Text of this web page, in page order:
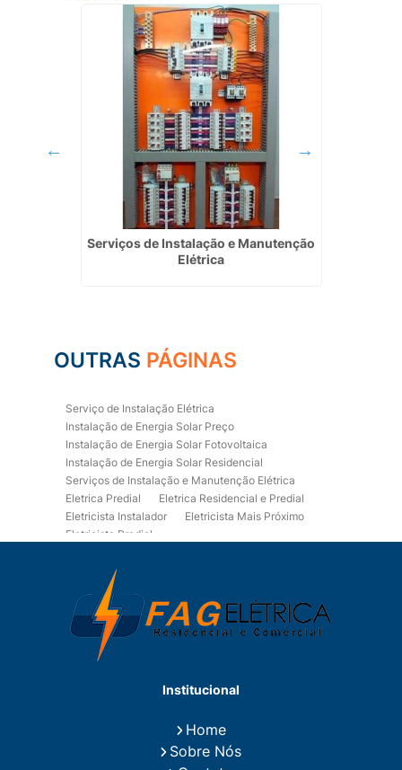
Serviços de Instalação e Manutenção
Elétrica
OUTRAS PÁGINAS
Serviço de Instalação Elétrica
Instalação de Energia Solar Preço
Instalação de Energia Solar Fotovoltaica
Instalação de Energia Solar Residencial
Serviços de Instalação e Manutenção Elétrica
Eletrica Predial
Eletrica Residencial e Predial
Eletricista Instalador
Eletricista Mais Próximo
Eletricista Predial
Eletricista Residencial
Eletricista Residencial E Predial
Eletricistas de Manutenção
Empresa de Instalações Elétricas
Empresa de Manutenção Eletrica
Empresa de Prestação de Serviços Eletricos
Fiação para Instalação Eletrica Residencial
Instalação de Energia Solar Residencial Preço
Instalação de Painel Solar
Institucional
Home
Sobre Nós